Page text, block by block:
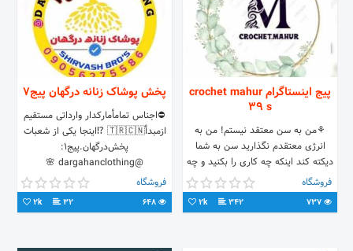
پیج اینستاگرام crochet mahur
39 s
⚘من به سن معتقد نیستم! من به
انرژی معتقدم نگذارید سن به شما
دیکته کند اینکه چه کاری را بکنید و چه
کاری را نکنید در هر سني عاشقانه وپر
انرژي باشید⚘
فروشگاه
342
2k
پخش پوشاک زنانه درگهان پیج۷
⛔️اجناس تمامأمارکدار وارداتی مستقیم
ازمبدأ🇹🇷🇨🇳 ⁉️اینجا یکی از شعبات
پخش‌درگهان.پیج۱:
@dargahanclothing 🌸
❌درگهان،دودلفین،طبقه۲،پلاک۳۰۲۵❌
گروه وات👇🏻
فروشگاه
32
2k